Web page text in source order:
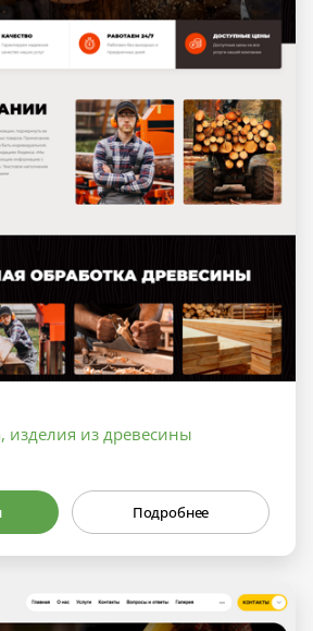
изделия из древесины
Подробнее